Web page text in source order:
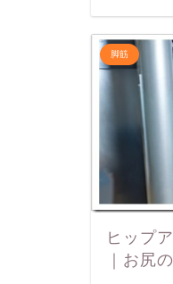
脚筋
ヒップ
｜お尻